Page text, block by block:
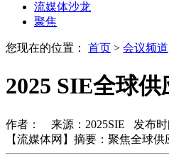
流媒体沙龙
聚焦
您现在的位置： 首页 > 会议频道
2025 SIE全球
作者： 来源：2025SIE 发布时
【流媒体网】摘要：聚焦全球